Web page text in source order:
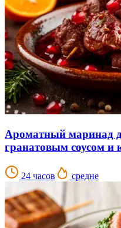
Ароматный маринад
гранатовым соусом
24 часов средне